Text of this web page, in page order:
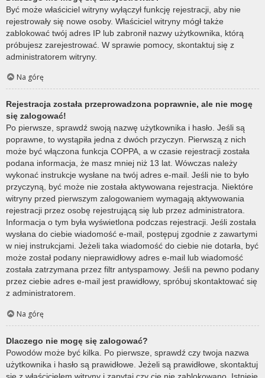
Być może właściciel witryny wyłączył funkcję rejestracji, aby nie
rejestrowały się nowe osoby. Właściciel witryny mógł także
zablokować twój adres IP lub zabronił nazwy użytkownika, którą
próbujesz zarejestrować. W sprawie pomocy, skontaktuj się z
administratorem witryny.
Na górę
Rejestracja została przeprowadzona poprawnie, ale nie mogę
się zalogować!
Po pierwsze, sprawdź swoją nazwę użytkownika i hasło. Jeśli są
poprawne, to wystąpiła jedna z dwóch przyczyn. Pierwszą z nich
może być włączona funkcja COPPA, a w czasie rejestracji została
podana informacja, że masz mniej niż 13 lat. Wówczas należy
wykonać instrukcje wysłane na twój adres e-mail. Jeśli nie to było
przyczyną, być może nie została aktywowana rejestracja. Niektóre
witryny przed pierwszym zalogowaniem wymagają aktywowania
rejestracji przez osobę rejestrującą się lub przez administratora.
Informacja o tym była wyświetlona podczas rejestracji. Jeśli została
wysłana do ciebie wiadomość e-mail, postępuj zgodnie z zawartymi
w niej instrukcjami. Jeżeli taka wiadomość do ciebie nie dotarła, być
może został podany nieprawidłowy adres e-mail lub wiadomość
została zatrzymana przez filtr antyspamowy. Jeśli na pewno podany
przez ciebie adres e-mail jest prawidłowy, spróbuj skontaktować się
z administratorem.
Na górę
Dlaczego nie mogę się zalogować?
Powodów może być kilka. Po pierwsze, sprawdź czy twoja nazwa
użytkownika i hasło są prawidłowe. Jeżeli są prawidłowe, skontaktuj